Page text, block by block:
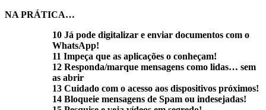
NA PRÁTICA…
10 Já pode digitalizar e enviar documentos com o
WhatsApp!
11 Impeça que as aplicações o conheçam!
12 Responda/marque mensagens como lidas… sem
as abrir
13 Cuidado com o acesso aos dispositivos próximos!
14 Bloqueie mensagens de Spam ou indesejadas!